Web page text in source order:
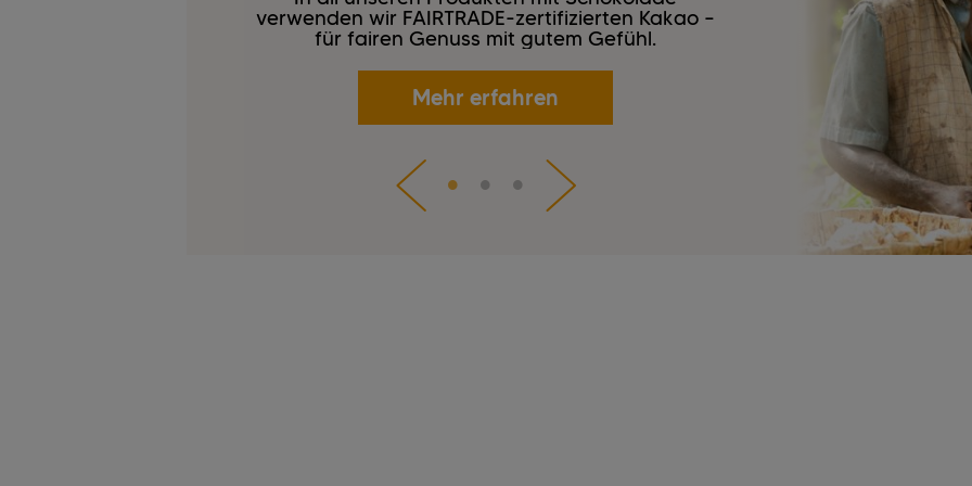
verwenden wir FAIRTRADE-zertifizierten Kakao –
für fairen Genuss mit gutem Gefühl.
Mehr erfahren